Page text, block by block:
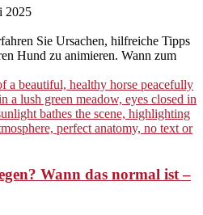
2025
Sie Ursachen, hilfreiche Tipps
Hund zu animieren. Wann zum
Wann das normal ist –